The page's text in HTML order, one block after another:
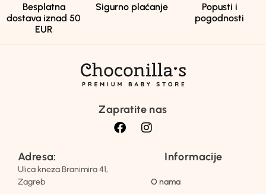
Besplatna
dostava iznad 50
EUR
Sigurno plaćanje
Popusti i
pogodnosti
Zapratite nas
Adresa:
Ulica kneza Branimira 41,
Zagreb
Informacije
O nama